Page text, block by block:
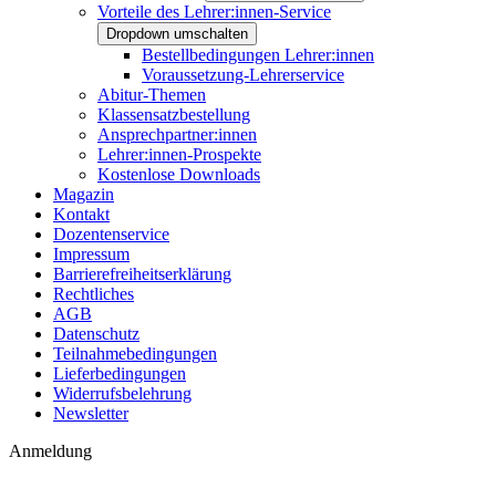
Vorteile des Lehrer:innen-Service
Dropdown umschalten
Bestellbedingungen Lehrer:innen
Voraussetzung-Lehrerservice
Abitur-Themen
Klassensatzbestellung
Ansprechpartner:innen
Lehrer:innen-Prospekte
Kostenlose Downloads
Magazin
Kontakt
Dozentenservice
Impressum
Barrierefreiheitserklärung
Rechtliches
AGB
Datenschutz
Teilnahmebedingungen
Lieferbedingungen
Widerrufsbelehrung
Newsletter
Anmeldung